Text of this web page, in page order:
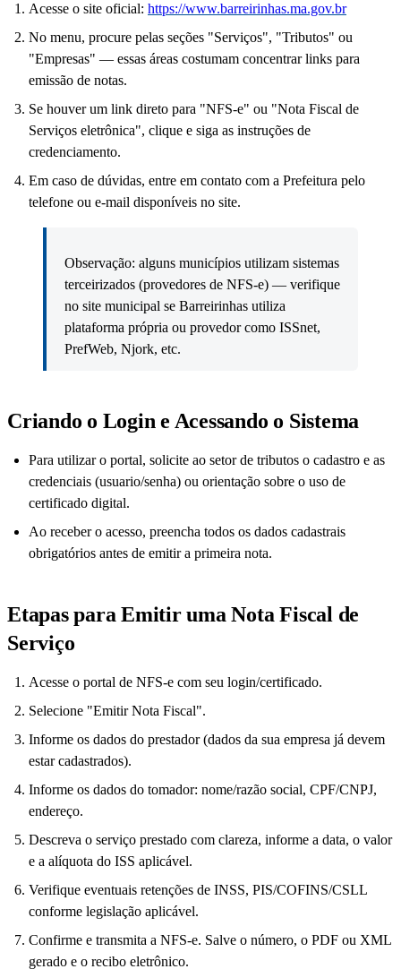
Acesse o site oficial: https://www.barreirinhas.ma.gov.br
No menu, procure pelas seções "Serviços", "Tributos" ou
"Empresas" — essas áreas costumam concentrar links para
emissão de notas.
Se houver um link direto para "NFS-e" ou "Nota Fiscal de
Serviços eletrônica", clique e siga as instruções de
credenciamento.
Em caso de dúvidas, entre em contato com a Prefeitura pelo
telefone ou e-mail disponíveis no site.
Observação: alguns municípios utilizam sistemas
terceirizados (provedores de NFS-e) — verifique
no site municipal se Barreirinhas utiliza
plataforma própria ou provedor como ISSnet,
PrefWeb, Njork, etc.
Criando o Login e Acessando o Sistema
Para utilizar o portal, solicite ao setor de tributos o cadastro e as
credenciais (usuario/senha) ou orientação sobre o uso de
certificado digital.
Ao receber o acesso, preencha todos os dados cadastrais
obrigatórios antes de emitir a primeira nota.
Etapas para Emitir uma Nota Fiscal de
Serviço
Acesse o portal de NFS-e com seu login/certificado.
Selecione "Emitir Nota Fiscal".
Informe os dados do prestador (dados da sua empresa já devem
estar cadastrados).
Informe os dados do tomador: nome/razão social, CPF/CNPJ,
endereço.
Descreva o serviço prestado com clareza, informe a data, o valor
e a alíquota do ISS aplicável.
Verifique eventuais retenções de INSS, PIS/COFINS/CSLL
conforme legislação aplicável.
Confirme e transmita a NFS-e. Salve o número, o PDF ou XML
gerado e o recibo eletrônico.